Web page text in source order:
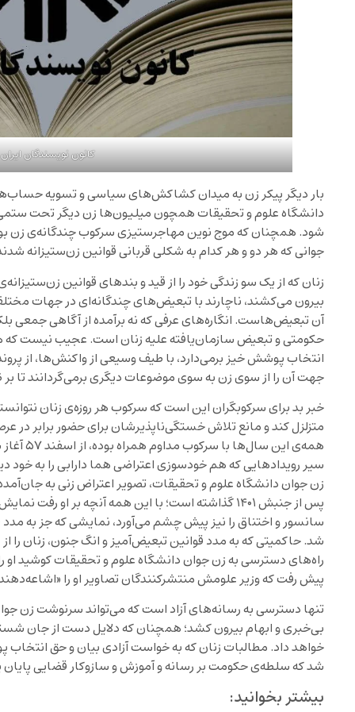
کانون نویسندگان ایران
بار دیگر پیکر زن به میدان کشاکش‌های سیاسی و تسویه
دانشگاه علوم و تحقیقات همچون میلیون‌ها زن دیگر تحت ستمی
شود. همچنان که موج نوین مهاجرستیزی سرکوب چندگانه‌ی زن
جوانی که هر دو و هر کدام به شکلی قربانی قوانین زن‌ستیزانه
زنان که از یک سو زندگی خود را از قید و بندهای قوانین
بیرون می‌کشند، ناچارند با تبعیض‌های چندگانه‌ای در جهات
آن تبعیض‌هاست. انگاره‌های عرفی که نه برآمده از آگاهی جمعی
حکومتی و تبعیض سازمان‌یافته علیه زنان است. عجیب نیست که
انتخاب پوشش خیز برمی‌دارد، با طیف وسیعی از واکنش‌ها، از
جهت آن را از سوی زن به سوی موضوعات دیگری برمی‌گردانند تا
خبر بد برای سرکوبگران این است که سرکوب هر روزه‌ی زنان
متزلزل کند و مانع تلاش خستگی‌ناپذیرشان برای حضور برابر در
همه‌ی
سیر رویدادهایی که هم خودسوزی اعتراضی هما دارابی را به خود
زن جوان دانشگاه علوم و تحقیقات، تصویر اعتراض زنی به
پس از جنبش ۱۴۰۱ گذاشته است؛ با این همه آنچه بر او
سانسور و اختناق را نیز پیش چشم می‌آورد، نمایشی که جز به
شد. حاکمیتی که به مدد قوانین تبعیض‌آمیز و انگ جنون، زنان را
راه‌های دسترسی به زن جوان دانشگاه علوم و تحقیقات کوشید او را
پیش رفت که وزیر علومش منتشرکنندگان تصاویر او را
تنها دسترسی به رسانه‌های آزاد است که می‌تواند سرنوشت زن
بی‌خبری و ابهام بیرون کشد؛ همچنان که دلایل دست از جان
خواهد داد. مطالبات زنان که به خواست آزادی بیان و حق
شد که سلطه‌ی حکومت بر رسانه و آموزش و سازوکار قضایی پایان
بیشتر بخوانید: